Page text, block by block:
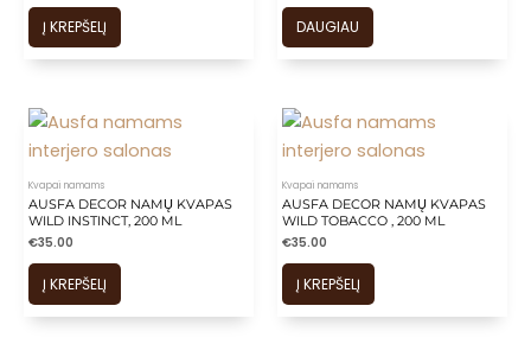
Į KREPŠELĮ DAUGIAU
Kvapai namams
AUSFA DECOR NAMŲ KVAPAS
WILD INSTINCT, 200 ML
€35.00
Į KREPŠELĮ
Kvapai namams
AUSFA DECOR NAMŲ KVAPAS
WILD TOBACCO , 200 ML
€35.00
Į KREPŠELĮ